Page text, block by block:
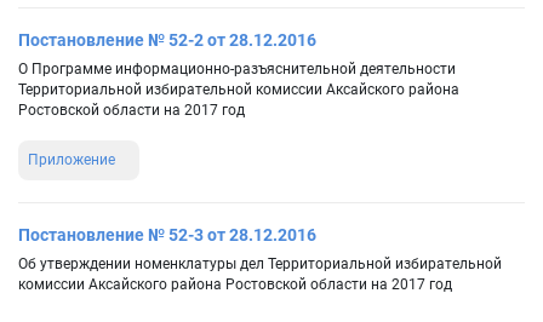
Постановление № 52-2 от 28.12.2016
О Программе информационно-разъяснительной деятельности
Территориальной избирательной комиссии Аксайского района
Ростовской области на 2017 год
Приложение
Постановление № 52-3 от 28.12.2016
Об утверждении номенклатуры дел Территориальной избирательной
комиссии Аксайского района Ростовской области на 2017 год